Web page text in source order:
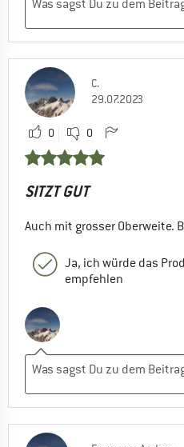
C.
29.07.2023
0 0
SITZT GUT
Auch mit grosser Oberweite.
Ja, ich würde das
empfehlen